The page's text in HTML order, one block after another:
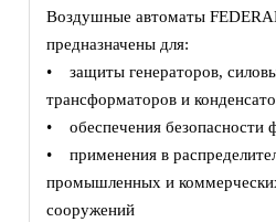
Воздушные автоматы
предназначены для:
• защиты генераторов,
трансформаторов и
• обеспечения безопасности
• применения в
промышленных и
сооружений